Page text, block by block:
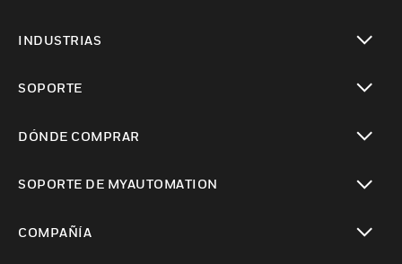
INDUSTRIAS
SOPORTE
DÓNDE COMPRAR
SOPORTE DE MYAUTOMATION
COMPAÑÍA